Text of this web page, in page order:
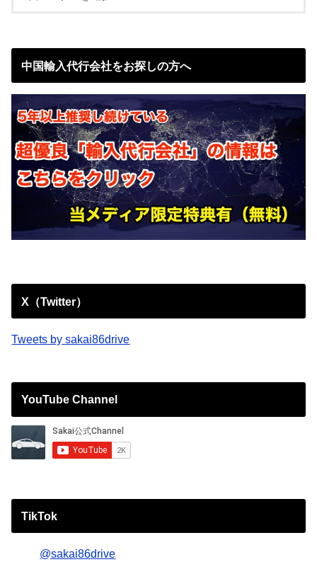
中国輸入代行会社をお探しの方へ
X（Twitter）
Tweets by sakai86drive
YouTube Channel
TikTok
@sakai86drive